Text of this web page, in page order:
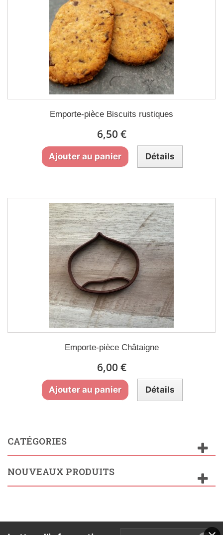
Emporte-pièce Biscuits rustiques
6,50 €
Ajouter au panier Détails
Emporte-pièce Châtaigne
6,00 €
Ajouter au panier Détails
CATÉGORIES
NOUVEAUX PRODUITS